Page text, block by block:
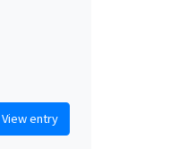
View entry